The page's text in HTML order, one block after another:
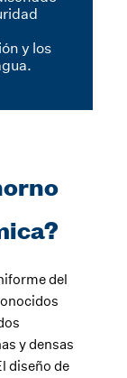
y los
del
y densas
diseño de